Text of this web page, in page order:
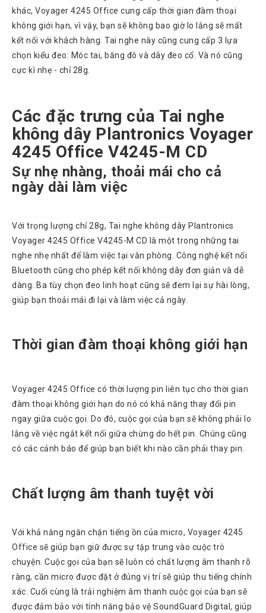
Atcom
Phones
Sangoma
Phones
Fanvil
Phones
Avaya
Phones
Grandstream
kỹ
thuật
Tin
tức
Video
TRỢ
Online
Thiệu
Sản
Phẩm
Chuyển
Sách
Bảo
Hành
Thương
khác, Voyager 4245 Office cung cấp thời gian đàm thoại
không giới hạn, vì vậy, bạn sẽ không bao giờ lo lắng sẽ mất
kết nối với khách hàng. Tai nghe này cũng cung cấp 3 lựa
chọn kiểu đeo: Móc tai, băng đô và dây đeo cổ. Và nó cũng
cực kì nhẹ - chỉ 28g.
Các đặc trưng của Tai nghe
không dây Plantronics Voyager
4245 Office V4245-M CD
Sự nhẹ nhàng, thoải mái cho cả
ngày dài làm việc
Với trọng lượng chỉ 28g, Tai nghe không dây Plantronics
Voyager 4245 Office V4245-M CD là một trong những tai
nghe nhẹ nhất để làm việc tại văn phòng. Công nghệ kết nối
Bluetooth cũng cho phép kết nối không dây đơn giản và dễ
dàng. Ba tùy chọn đeo linh hoạt cũng sẽ đem lại sự hài lòng,
giúp bạn thoải mái đi lại và làm việc cả ngày.
Thời gian đàm thoại không giới hạn
Voyager 4245 Office có thời lượng pin liên tục cho thời gian
đàm thoại không giới hạn do nó có khả năng thay đổi pin
ngay giữa cuộc gọi. Do đó, cuộc gọi của bạn sẽ không phải lo
lắng về việc ngắt kết nối giữa chừng do hết pin. Chúng cũng
có các cảnh báo để giúp bạn biết khi nào cần phải thay pin.
Chất lượng âm thanh tuyệt vời
Với khả năng ngăn chặn tiếng ồn của micro, Voyager 4245
Office sẽ giúp bạn giữ được sự tập trung vào cuộc trò
chuyện. Cuộc gọi của bạn sẽ luôn có chất lượng âm thanh rõ
ràng, cần micro được đặt ở đúng vị trí sẽ giúp thu tiếng chính
xác. Cuối cùng là trải nghiệm âm thanh cuộc gọi của bạn sẽ
được đảm bảo với tính năng bảo vệ SoundGuard Digital, giúp